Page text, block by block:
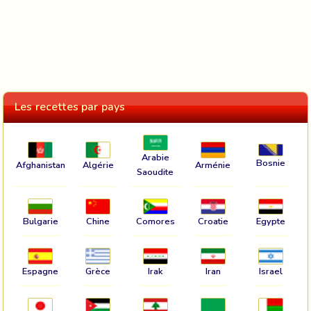
Les recettes par pays
Afghanistan Algérie
Arabie
Saoudite
Arménie Bosnie
Bulgarie Chine Comores Croatie Egypte
Espagne Grèce Irak Iran Israel